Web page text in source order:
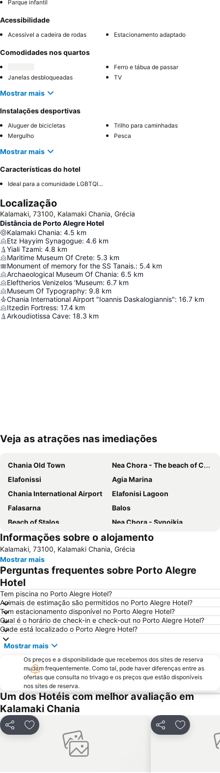
Parque infantil
Acessibilidade
Acessível a cadeira de rodas Estacionamento adaptado
Comodidades nos quartos
Ferro e tábua de passar
Janelas desbloqueadas
TV
Mostrar mais
Instalações desportivas
Aluguer de bicicletas
Trilho para caminhadas
Mergulho
Pesca
Mostrar mais
Características do hotel
Ideal para a comunidade LGBTQIA+
Localização
Kalamaki, 73100, Kalamaki Chania, Grécia
Distância de Porto Alegre Hotel
Kalamaki Chania: 4.5 km
Etz Hayyim Synagogue: 4.6 km
Yiali Tzami: 4.8 km
Maritime Museum Of Crete: 5.3 km
Monument of memory for the SS Tanais.: 5.4 km
Archaeological Museum Of Chania: 6.5 km
Eleftherios Venizelos 'Museum: 6.7 km
Museum Of Typography: 9.8 km
Chania International Airport "Ioannis Daskalogiannis": 16.7 km
Itzedin Fortress: 17.4 km
Arkoudiotissa Cave: 18.3 km
Ampliar mapa
Veja as atrações nas imediações
Chania Old Town
Nea Chora - The beach of Chania
Elafonissi
Agia Marina
Chania International Airport
Elafonisi Lagoon
Falasarna
Balos
Beach of Stalos
Nea Chora - Synoikia
Kolymbari
Lissos
Halepa
Beach of Maleme
Kavros
Elafonisos
Rethymnon Τown Beach
Pahiana
Kissamos Port
Georgioupolis
Lake Kournas
Agii Apostoli
Giaourtoplimmira
Kiani Akti
Vamos Traditional Village
Informações sobre o alojamento
Kalamaki, 73100, Kalamaki Chania, Grécia
Mostrar mais
Perguntas frequentes sobre Porto Alegre
Hotel
Tem piscina no Porto Alegre Hotel?
Animais de estimação são permitidos no Porto Alegre Hotel?
Tem estacionamento disponível no Porto Alegre Hotel?
Qual é o horário de check-in e check-out no Porto Alegre Hotel?
Onde está localizado o Porto Alegre Hotel?
Mostrar mais
Os preços e a disponibilidade que recebemos dos sites de reserva
mudam frequentemente. Como tal, pode haver diferenças entre as
ofertas que consulta no trivago e os preços que estão disponíveis
nos sites de reserva.
Um dos Hotéis com melhor avaliação em
Kalamaki Chania
PartilharAdicionar aos favoritos PartilharAdicionar